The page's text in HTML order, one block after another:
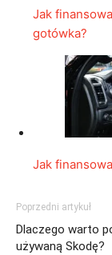
Jak
gotówka?
Jak
Poprzedni artykuł
Dlaczego warto
używaną Skodę?